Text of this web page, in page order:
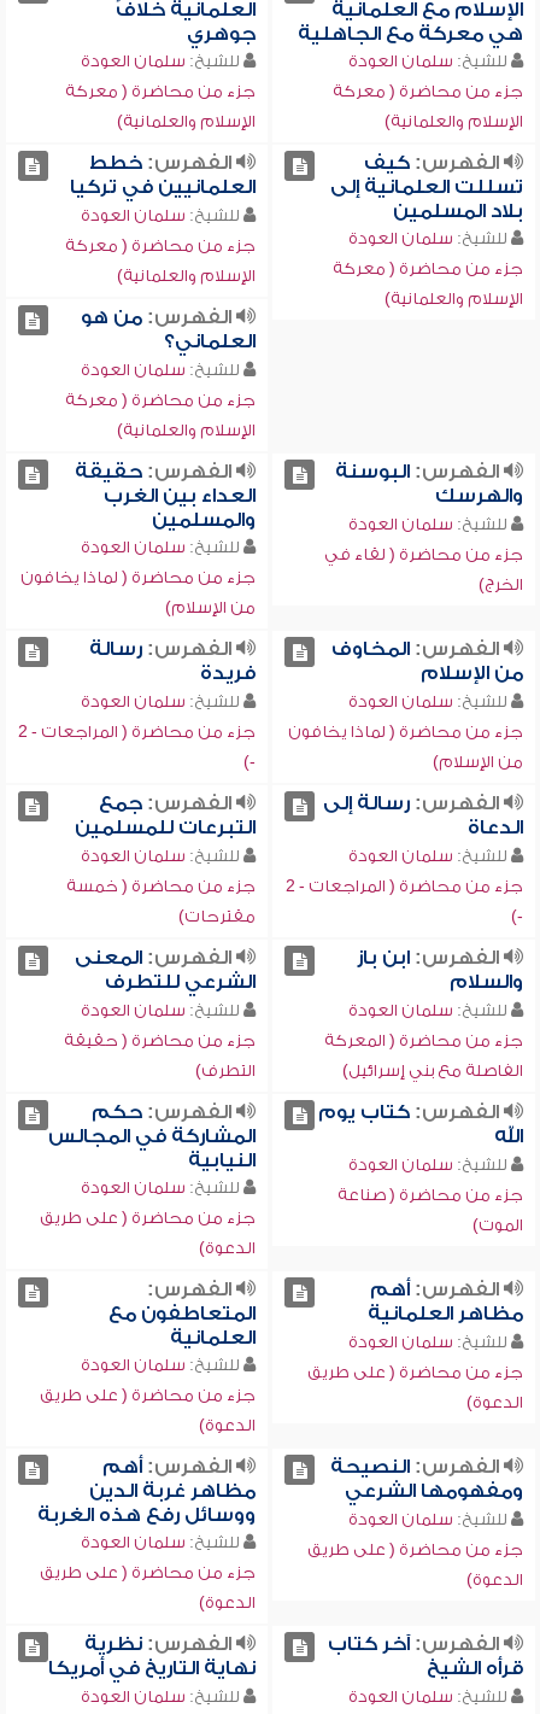
الإسلام مع العلمانية
هي معركة مع الجاهلية
للشيخ: سلمان العودة
جزء من محاضرة ( معركة
الإسلام والعلمانية)
العلمانية خلافٌ
جوهري
للشيخ: سلمان العودة
جزء من محاضرة ( معركة
الإسلام والعلمانية)
الفهرس:كيف
تسللت العلمانية إلى
بلاد المسلمين
للشيخ: سلمان العودة
جزء من محاضرة ( معركة
الإسلام والعلمانية)
الفهرس:خطط
العلمانيين في تركيا
للشيخ: سلمان العودة
جزء من محاضرة ( معركة
الإسلام والعلمانية)
الفهرس:من هو
العلماني؟
للشيخ: سلمان العودة
جزء من محاضرة ( معركة
الإسلام والعلمانية)
الفهرس:البوسنة
والهرسك
للشيخ: سلمان العودة
جزء من محاضرة ( لقاء في
الخرج)
الفهرس:حقيقة
العداء بين الغرب
والمسلمين
للشيخ: سلمان العودة
جزء من محاضرة ( لماذا يخافون
من الإسلام)
الفهرس:المخاوف
من الإسلام
للشيخ: سلمان العودة
جزء من محاضرة ( لماذا يخافون
من الإسلام)
الفهرس:رسالة
فريدة
للشيخ: سلمان العودة
جزء من محاضرة ( المراجعات - 2
-)
الفهرس:رسالة إلى
الدعاة
للشيخ: سلمان العودة
جزء من محاضرة ( المراجعات - 2
-)
الفهرس:جمع
التبرعات للمسلمين
للشيخ: سلمان العودة
جزء من محاضرة ( خمسة
مقترحات)
الفهرس:ابن باز
والسلام
للشيخ: سلمان العودة
جزء من محاضرة ( المعركة
الفاصلة مع بني إسرائيل)
الفهرس:المعنى
الشرعي للتطرف
للشيخ: سلمان العودة
جزء من محاضرة ( حقيقة
التطرف)
الفهرس:كتاب يوم
الله
للشيخ: سلمان العودة
جزء من محاضرة ( صناعة
الموت)
الفهرس:حكم
المشاركة في المجالس
النيابية
للشيخ: سلمان العودة
جزء من محاضرة ( على طريق
الدعوة)
الفهرس:أهم
مظاهر العلمانية
للشيخ: سلمان العودة
جزء من محاضرة ( على طريق
الدعوة)
الفهرس:
المتعاطفون مع
العلمانية
للشيخ: سلمان العودة
جزء من محاضرة ( على طريق
الدعوة)
الفهرس:النصيحة
ومفهومها الشرعي
للشيخ: سلمان العودة
جزء من محاضرة ( على طريق
الدعوة)
الفهرس:أهم
مظاهر غربة الدين
ووسائل رفع هذه الغربة
للشيخ: سلمان العودة
جزء من محاضرة ( على طريق
الدعوة)
الفهرس:آخر كتاب
قرأه الشيخ
للشيخ: سلمان العودة
الفهرس:نظرية
نهاية التاريخ في أمريكا
للشيخ: سلمان العودة